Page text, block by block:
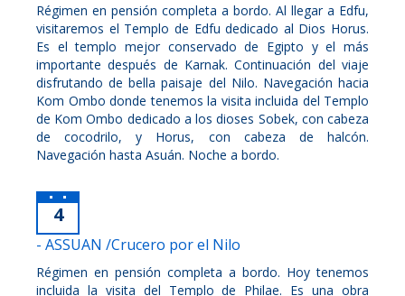
Régimen en pensión completa a bordo. Al llegar a Edfu,
visitaremos el Templo de Edfu dedicado al Dios Horus.
Es el templo mejor conservado de Egipto y el más
importante después de Karnak. Continuación del viaje
disfrutando de bella paisaje del Nilo. Navegación hacia
Kom Ombo donde tenemos la visita incluida del Templo
de Kom Ombo dedicado a los dioses Sobek, con cabeza
de cocodrilo, y Horus, con cabeza de halcón.
Navegación hasta Asuán. Noche a bordo.
4
- ASSUAN /Crucero por el Nilo
Régimen en pensión completa a bordo. Hoy tenemos
incluida la visita del Templo de Philae. Es una obra